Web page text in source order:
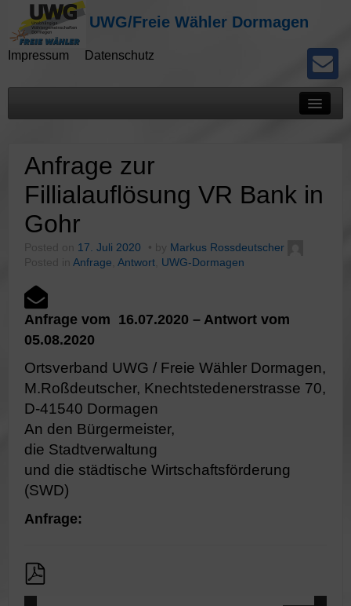
UWG/Freie Wähler Dormagen
Impressum Datenschutz
Presseberichte
Kommunalwahlen
Potokolle
Anfrage zur
Fillialauflösung VR Bank in
Gohr
17. Juli 2020
Markus Rossdeutscher
Anfrage Antwort UWG-Dormagen
Anfrage vom 16.07.2020 – Antwort vom
05.08.2020
Ortsverband UWG / Freie Wähler Dormagen,
M.Roßdeutscher, Knechtstedenerstrasse 70,
D-41540 Dormagen
An den Bürgermeister,
die Stadtverwaltung
und die städtische Wirtschaftsförderung
(SWD)
Anfrage: